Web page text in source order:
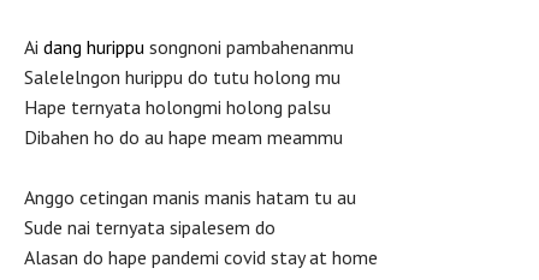
Ai dang hurippu songnoni pambahenanmu
Salelelngon hurippu do tutu holong mu
Hape ternyata holongmi holong palsu
Dibahen ho do au hape meam meammu
Anggo cetingan manis manis hatam tu au
Sude nai ternyata sipalesem do
Alasan do hape pandemi covid stay at home